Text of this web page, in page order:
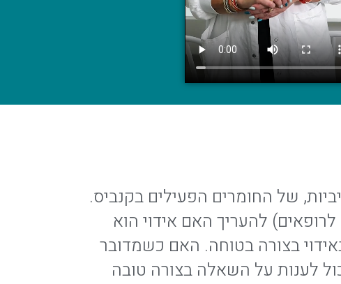
של החומרים הפעילים בקנביס.
להעריך האם אידוי הוא
בצורה בטוחה. האם כשמדובר
לענות על השאלה בצורה טובה